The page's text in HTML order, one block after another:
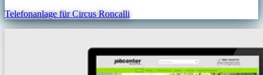
Telefonanlage für Circus Roncalli